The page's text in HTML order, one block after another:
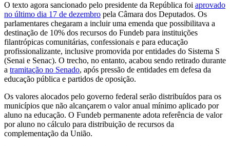
O texto agora sancionado pelo presidente da República foi aprovado
no último dia 17 de dezembro pela Câmara dos Deputados. Os
parlamentares chegaram a incluir uma emenda que possibilitava a
destinação de 10% dos recursos do Fundeb para instituições
filantrópicas comunitárias, confessionais e para educação
profissionalizante, inclusive promovida por entidades do Sistema S
(Senai e Senac). O trecho, no entanto, acabou sendo retirado durante
a tramitação no Senado, após pressão de entidades em defesa da
educação pública e partidos de oposição.
Os valores alocados pelo governo federal serão distribuídos para os
municípios que não alcançarem o valor anual mínimo aplicado por
aluno na educação. O Fundeb permanente adota referência de valor
por aluno no cálculo para distribuição de recursos da
complementação da União.